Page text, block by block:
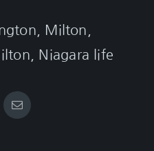
Milton,
Niagara life